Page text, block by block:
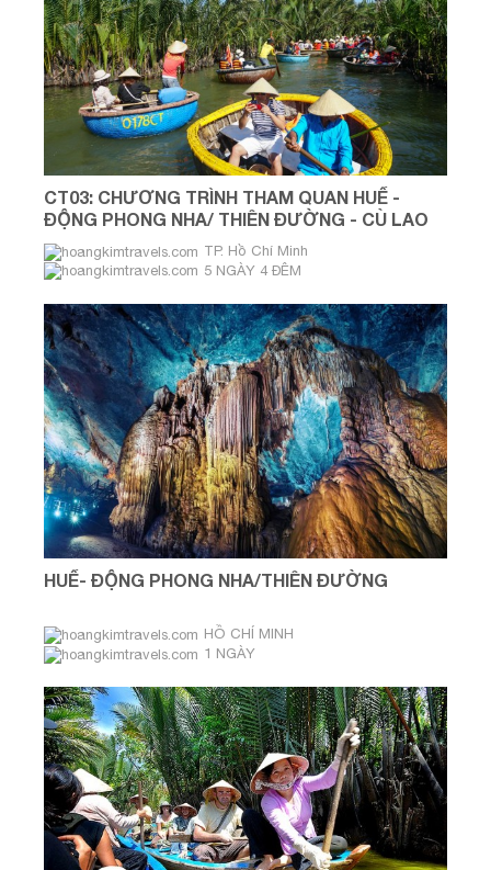
CT03: CHƯƠNG TRÌNH THAM QUAN HUẾ -
ĐỘNG PHONG NHA/ THIÊN ĐƯỜNG - CÙ LAO
CHÀM - HỘI AN
TP. Hồ Chí Minh
5 NGÀY 4 ĐÊM
HUẾ- ĐỘNG PHONG NHA/THIÊN ĐƯỜNG
HỒ CHÍ MINH
1 NGÀY